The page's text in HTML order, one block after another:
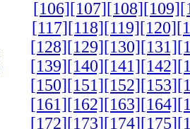
[106] [107] [108] [109]
[117] [118] [119] [120]
[128] [129] [130] [131]
[139] [140] [141] [142]
[150] [151] [152] [153]
[161] [162] [163] [164]
[172] [173] [174] [175]